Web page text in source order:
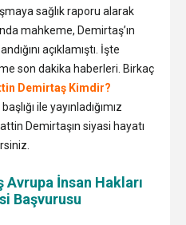
sağlık raporu alarak
mahkeme, Demirtaş’ın
açıklamıştı. İşte
son dakika haberleri. Birkaç
Demirtaş Kimdir?
başlığı ile yayınladığımız
Demirtaşın siyasi hayatı
İnsan Hakları
Başvurusu